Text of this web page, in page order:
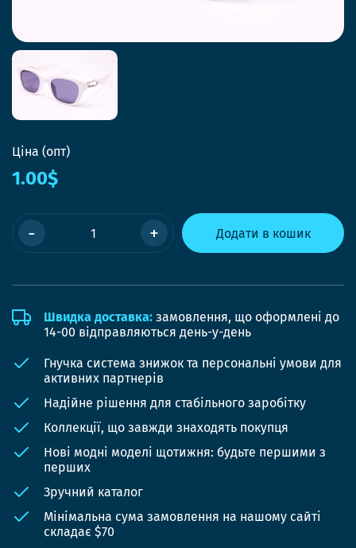
Ціна (опт)
1.00$
- + Додати в кошик
Швидка доставка: замовлення, що оформлені до
14-00 відправляються день-у-день
Гнучка система знижок та персональні умови для
активних партнерів
Надійне рішення для стабільного заробітку
Коллекції, що завжди знаходять покупця
Нові модні моделі щотижня: будьте першими з
перших
Зручний каталог
Мінімальна сума замовлення на нашому сайті
складає $70